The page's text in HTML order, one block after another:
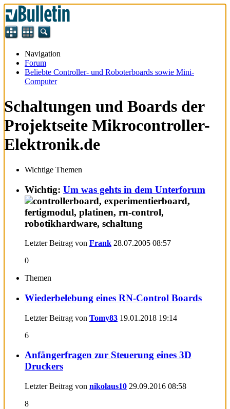
Navigation
Forum
Beliebte Controller- und Roboterboards sowie Mini-
Computer
Schaltungen und Boards der
Projektseite Mikrocontroller-
Elektronik.de
Wichtige Themen
Wichtig: Um was gehts in dem Unterforum
Letzter Beitrag von Frank 28.07.2005 08:57
0
Themen
Wiederbelebung eines RN-Control Boards
Letzter Beitrag von Tomy83 19.01.2018 19:14
6
Anfängerfragen zur Steuerung eines 3D
Druckers
Letzter Beitrag von nikolaus10 29.09.2016 08:58
8